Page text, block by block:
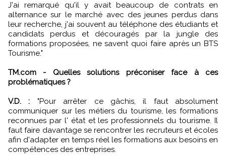
J'ai remarqué qu'il y avait beaucoup de contrats en
alternance sur le marché avec des jeunes perdus dans
leur recherche, j'ai souvent au téléphone des étudiants et
candidats perdus et découragés par la jungle des
formations proposées, ne savent quoi faire après un BTS
Tourisme."
TM.com - Quelles solutions préconiser face à ces
problématiques ?
V.D. : "Pour arrêter ce gâchis, il faut absolument
communiquer sur les métiers du tourisme, les formations
reconnues par l' état et les professionnels du tourisme. Il
faut faire davantage se rencontrer les recruteurs et écoles
afin d'adapter en temps réel les formations aux besoins en
compétences des entreprises.